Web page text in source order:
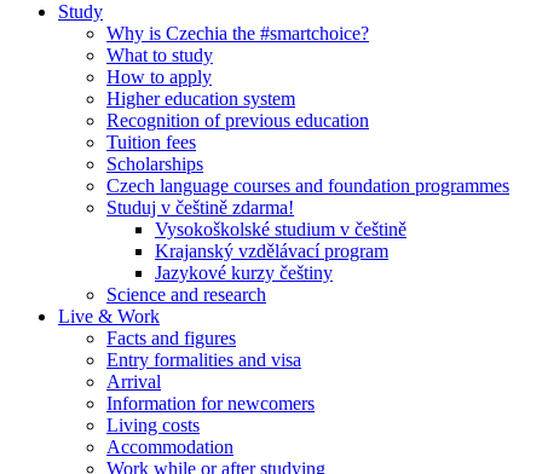
Study
Why is Czechia the #smartchoice?
What to study
How to apply
Higher education system
Recognition of previous education
Tuition fees
Scholarships
Czech language courses and foundation programmes
Studuj v češtině zdarma!
Vysokoškolské studium v češtině
Krajanský vzdělávací program
Jazykové kurzy češtiny
Science and research
Live & Work
Facts and figures
Entry formalities and visa
Arrival
Information for newcomers
Living costs
Accommodation
Work while or after studying